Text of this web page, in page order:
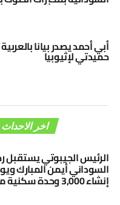
أبي أحمد يصدر بيانا
حميدتي لإثيوبيا
اخر الاحداث
الرئيس الجيبوتي يستقبل
السوداني أيمن المبارك
إنشاء 3,000 وحدة سكنية ميسرة للمواطنين